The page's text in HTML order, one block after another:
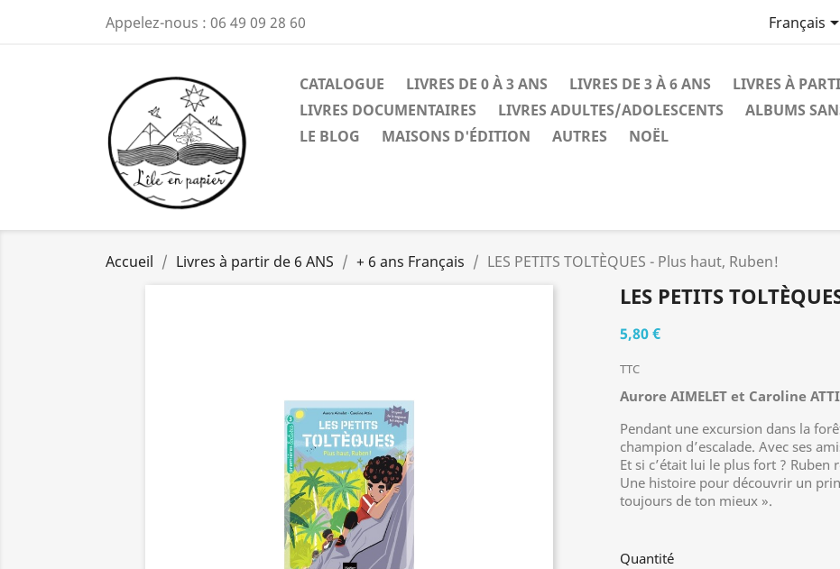
Appelez-nous : 06 49 09 28 60 Français
CATALOGUE LIVRES DE 0 À 3 ANS LIVRES DE 3 À 6 ANS
LIVRES À
LIVRES DOCUMENTAIRES
LIVRES ADULTES/ADOLESCENTS ALBUMS
LE BLOG
MAISONS D'ÉDITION AUTRES NOËL
Accueil Livres à partir de 6 ANS + 6 ans Français LES PETITS TOLTÈQUES - Plus haut, Ruben!
LES PETITS
5,80 €
TTC
Aurore AIMELET et Caroline
Pendant une excursion dans la
champion d’escalade. Avec ses
Et si c’était lui le plus fort ? Ruben
Une histoire pour découvrir un
toujours de ton mieux ».
Quantité